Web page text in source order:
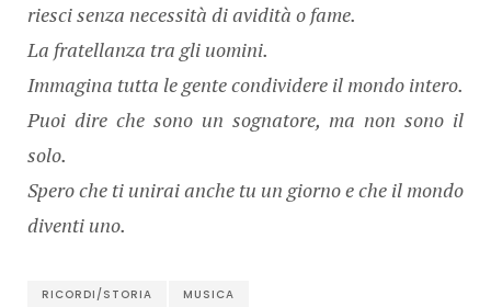
riesci senza necessità di avidità o fame.
La fratellanza tra gli uomini.
Immagina tutta le gente condividere il mondo intero.
Puoi dire che sono un sognatore, ma non sono il
solo.
Spero che ti unirai anche tu un giorno e che il mondo
diventi uno.
RICORDI/STORIA MUSICA